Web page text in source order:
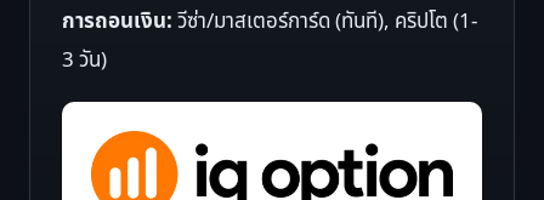
การถอนเงิน:วีซ่า/มาสเตอร์การ์ด (ทันที), คริปโต (1-
3 วัน)